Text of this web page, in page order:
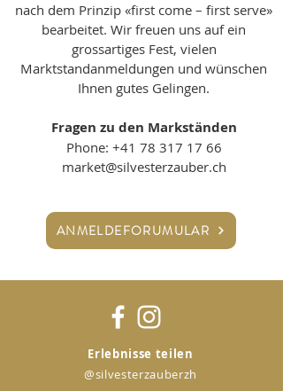
nach dem Prinzip «first come – first serve»
bearbeitet. Wir freuen uns auf ein
grossartiges Fest, vielen
Marktstandanmeldungen und wünschen
Ihnen gutes Gelingen.
Fragen zu den Markständen
Phone: +41 78 317 17 66
market@silvesterzauber.ch
ANMELDEFORUMULAR
Erlebnisse teilen
@silvesterzauberzh